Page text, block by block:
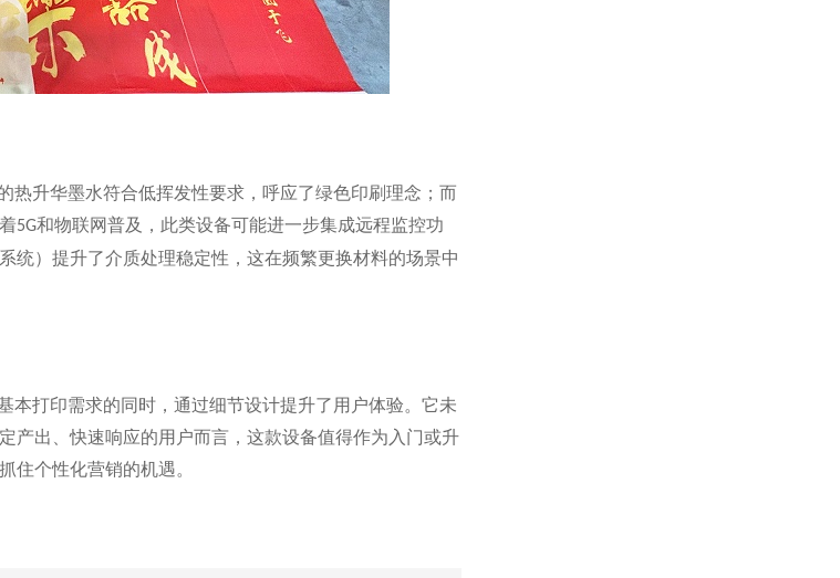
热升华墨水符合低挥发性要求，呼应了绿色印刷理念；而
5G和物联网普及，此类设备可能进一步集成远程监控功
统）提升了介质处理稳定性，这在频繁更换材料的场景中
本打印需求的同时，通过细节设计提升了用户体验。它未
产出、快速响应的用户而言，这款设备值得作为入门或升
住个性化营销的机遇。